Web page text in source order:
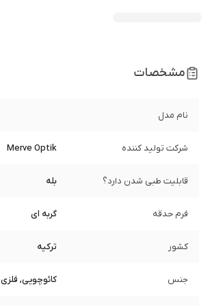
مشخصات
نام مدل
شرکت تولید کننده Merve Optik
قابلیت طبی شدن دارد؟ بله
فرم حدقه گربه ای
کشور ترکیه
جنس کائوچویی, فلزی